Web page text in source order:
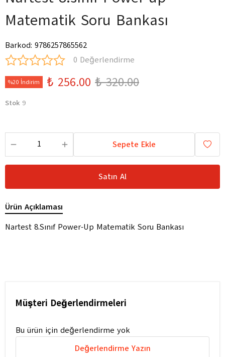
Matematik Soru Bankası
Barkod: 9786257865562
0 Değerlendirme
%20 İndirim ₺ 256.00 ₺ 320.00
Stok 9
Sepete Ekle
Satın Al
Ürün Açıklaması
Nartest 8.Sınıf Power-Up Matematik Soru Bankası
Müşteri Değerlendirmeleri
Bu ürün için değerlendirme yok
Değerlendirme Yazın